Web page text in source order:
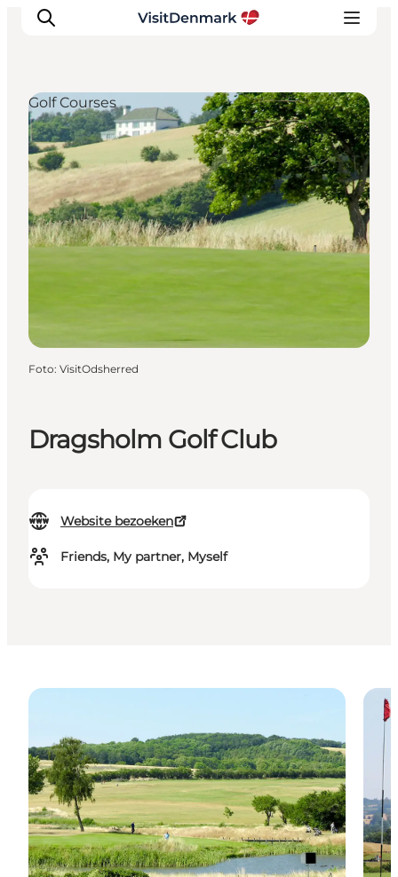
Inspiratie
Bestemmingen
Wat te doen
Accommodaties
Plan je reis
Dragsholm Golf Club
Website bezoeken
Friends, My partner, Myself
Golf Courses
Foto: VisitOdsherred